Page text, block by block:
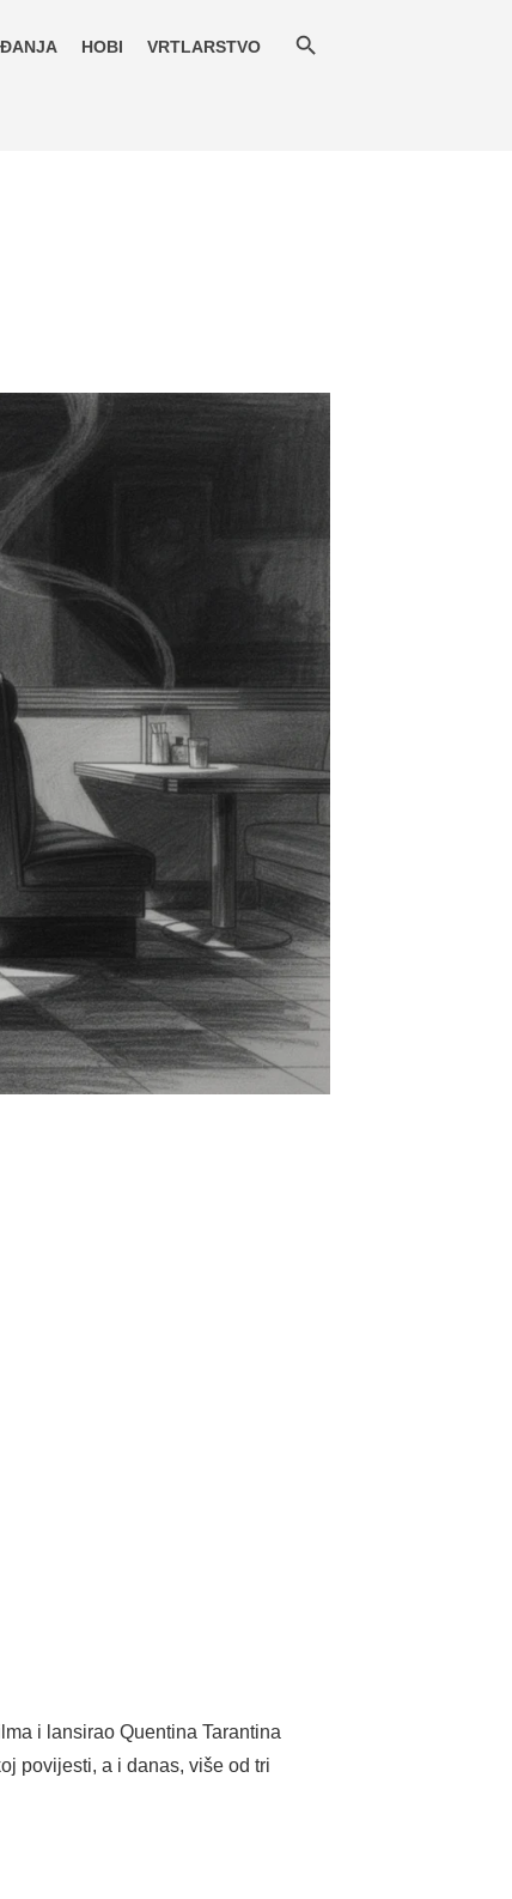
HOBI VRTLARSTVO
i lansirao Quentina Tarantina
povijesti, a i danas, više od tri